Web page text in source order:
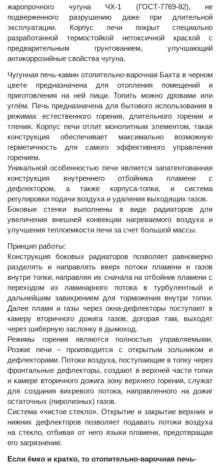
жаропрочного чугуна ЧХ-1 (ГОСТ-7769-82), не
подверженного разрушению даже при длительной
эксплуатации. Корпус печи покрыт специально
разработанной термостойкой нетоксичной краской с
предварительным грунтованием, улучшающий
антикоррозийные свойства чугуна.
Чугунная печь-камин отопительно-варочная Бахта в черном
цвете предназначена для отопления помещений и
приготовления на ней пищи. Топить можно дровами или
углём. Печь предназначена для бытового использования в
режимах естественного горения, длительного горения и
тления. Корпус печи отлит монолитным элементом, такая
конструкция обеспечивает максимально возможную
герметичность для самого эффективного управления
горением.
Уникальной особенностью печи является запатентованная
конструкция внутреннего отбойника пламени с
дефлектором, а также корпуса-топки, и система
регулировки подачи воздуха и удаления выходящих газов.
Боковые стенки выполнены в виде радиаторов для
увеличения внешней конвекции нагреваемого воздуха и
улучшения теплоемкости печи за счет большой массы.
Принцип работы:
Конструкция боковых радиаторов позволяет равномерно
разделять и направлять вверх потоки пламени и газов
внутри топки, направляя их сначала на отбойник пламени с
переходом из ламинарного потока в турбулентный и
дальнейшим завихрением для торможения внутри топки.
Далее пламя и газы через окна-дефлекторы поступают в
камеру вторичного дожига газов, догорая там, выходят
через шиберную заслонку в дымоход.
Режимы горения являются полностью управляемыми.
Розжиг печи – производится с открытым зольником и
дефлекторами. Потоки воздуха, поступающие в топку через
фронтальные дефлекторы, создают в верхней части топки
и камере вторичного дожига зону верхнего горения, служат
для создания вихревого потока, направленного на дожиг
остаточных (пиролизных) газов.
Система «чистое стекло». Открытие и закрытие верхних и
нижних дефлекторов позволяет подавать потоки воздуха
на стекло, отбивая от него языки пламени, предотвращая
его загрязнение.
Если ёмко и кратко, то отопительно-варочная печь-